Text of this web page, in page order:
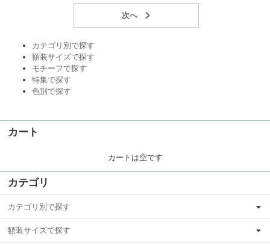
カテゴリ別で探す
額装サイズで探す
モチーフで探す
特集で探す
色別で探す
カート
カートは空です
カテゴリ
カテゴリ別で探す
額装サイズで探す